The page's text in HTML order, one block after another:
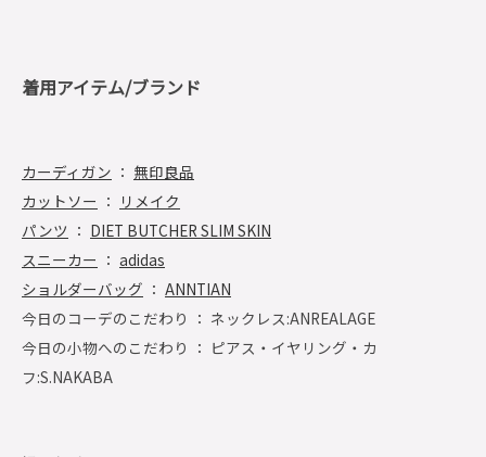
着用アイテム/ブランド
カーディガン ： 無印良品
カットソー ： リメイク
パンツ ： DIET BUTCHER SLIM SKIN
スニーカー ： adidas
ショルダーバッグ ： ANNTIAN
今日のコーデのこだわり ： ネックレス:ANREALAGE
今日の小物へのこだわり ： ピアス・イヤリング・カ
フ:S.NAKABA